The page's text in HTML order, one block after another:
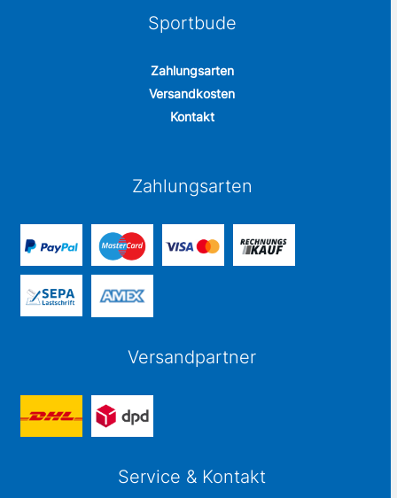
Sportbude
Zahlungsarten
Versandkosten
Kontakt
Zahlungsarten
Versandpartner
Service & Kontakt